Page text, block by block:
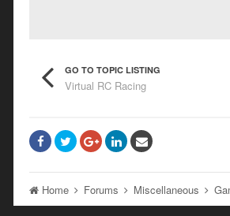
GO TO TOPIC LISTING
Virtual RC Racing
Home Forums Miscellaneous